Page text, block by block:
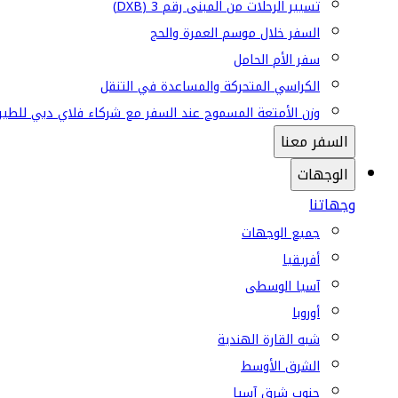
تسيير الرحلات من المبنى رقم 3 (DXB)
السفر خلال موسم العمرة والحج
سفر الأم الحامل
الكراسي المتحركة والمساعدة في التنقل
وزن الأمتعة المسموح عند السفر مع شركاء فلاي دبي
السفر معنا
الوجهات
وجهاتنا
جميع الوجهات
أفريقيا
آسيا الوسطى
أوروبا
شبه القارة الهندية
الشرق الأوسط
جنوب شرق آسيا